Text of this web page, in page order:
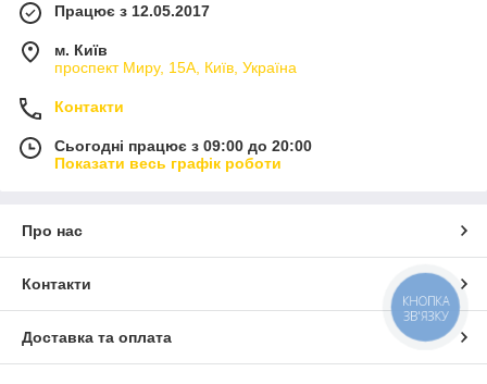
Працює з 12.05.2017
м. Київ
проспект Миру, 15А, Київ, Україна
Контакти
Сьогодні працює з 09:00 до 20:00
Показати весь графік роботи
Про нас
Контакти
Доставка та оплата
КНОПКА
ЗВ'ЯЗКУ